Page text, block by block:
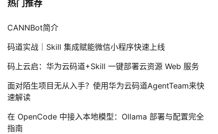
热门推荐
CANNBot简介
码道实战｜Skill 集成赋能微信小程序快速上线
码上云启：华为云码道+Skill 一键部署云资源 Web 服务
面对陌生项目无从入手？使用华为云码道AgentTeam来快
速解读
在 OpenCode 中接入本地模型：Ollama 部署与配置完全
指南